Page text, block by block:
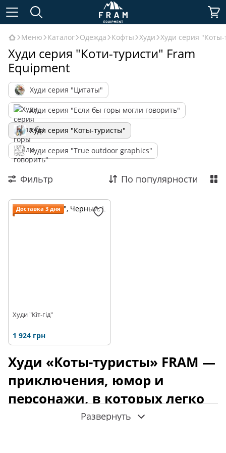
Меню Каталог Одежда Кофты Худи Худи серия
Худи серия "Коти-туристи" Fram
Equipment
Худи серия "Цитаты"
Худи серия "Если бы горы могли говорить"
Худи серия "Коты-туристы"
Худи серия "True outdoor graphics"
Фильтр По популярности
Доставка 3 дня
Худи "Кіт-гід"
1 924 грн
Худи «Коты-туристы» FRAM —
приключения, юмор и
персонажи, в которых легко
узнать свою компанию
Развернуть